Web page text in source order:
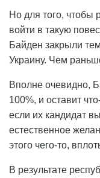
Но для того, чтобы
войти в такую
Байден закрыли
Украину. Чем
Вполне очевидно,
100%, и оставит
если их кандидат
естественное
этого чего-то,
В результате